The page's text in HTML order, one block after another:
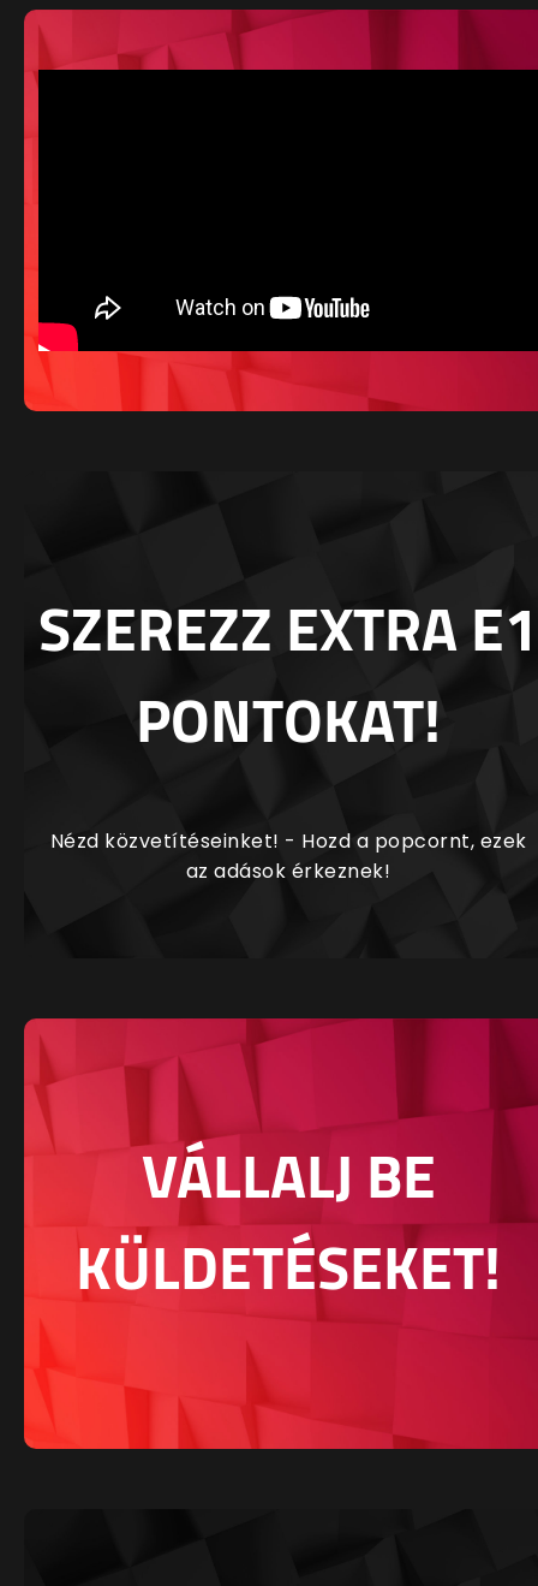
SZEREZZ EXTRA E1
PONTOKAT!
Nézd közvetítéseinket! - Hozd a popcornt, ezek
az adások érkeznek!
VÁLLALJ BE
KÜLDETÉSEKET!